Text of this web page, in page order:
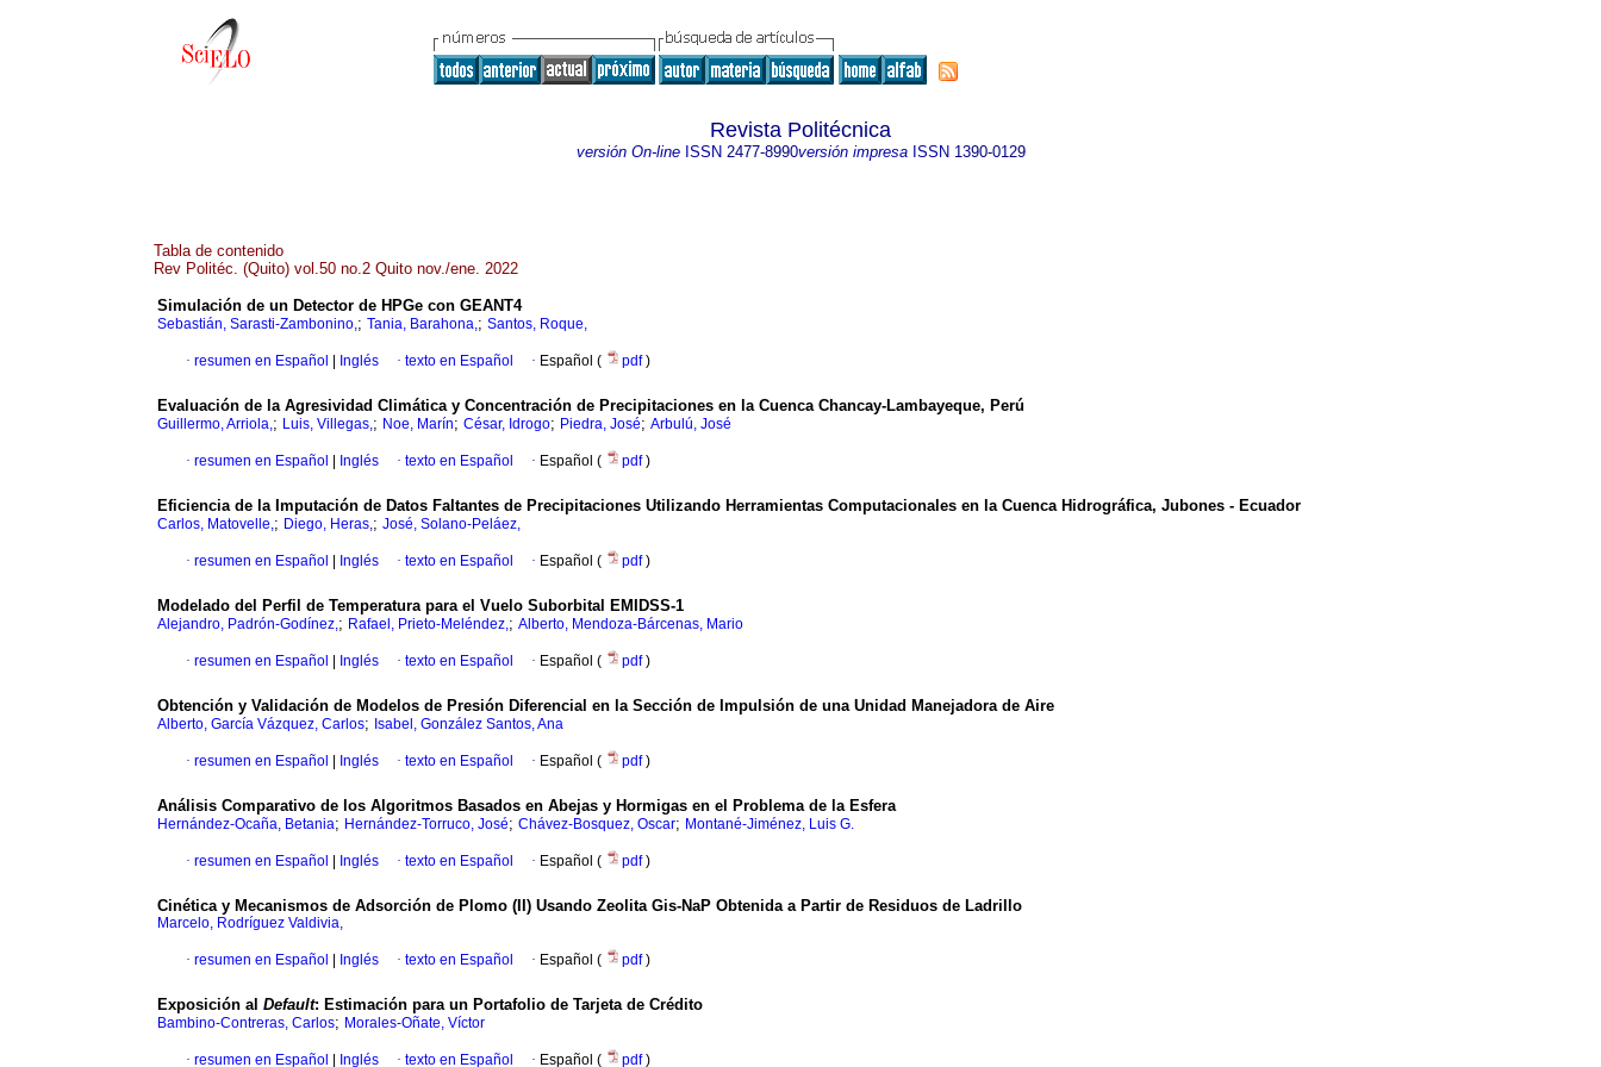
Revista Politécnica
versión On-lineISSN 2477-8990versión impresaISSN 1390-0129
Tabla de contenido
Rev Politéc. (Quito) vol.50 no.2 Quito nov./ene. 2022
Simulación de un Detector de HPGe con GEANT4
Sebastián, Sarasti-Zambonino,; Tania, Barahona,; Santos, Roque,
· resumen en Español Inglés · texto en Español · Español ( pdf)
Evaluación de la Agresividad Climática y Concentración de Precipitaciones en la Cuenca Chancay-Lambayeque, Perú
Guillermo, Arriola,; Luis, Villegas,; Noe, Marín; César, Idrogo; Piedra, José; Arbulú, José
· resumen en Español Inglés · texto en Español · Español ( pdf)
Eficiencia de la Imputación de Datos Faltantes de Precipitaciones Utilizando Herramientas Computacionales en la Cuenca Hidrográfica, Jubones - Ecuador
Carlos, Matovelle,; Diego, Heras,; José, Solano-Peláez,
· resumen en Español Inglés · texto en Español · Español ( pdf)
Modelado del Perfil de Temperatura para el Vuelo Suborbital EMIDSS-1
Alejandro, Padrón-Godínez,; Rafael, Prieto-Meléndez,; Alberto, Mendoza-Bárcenas, Mario
· resumen en Español Inglés · texto en Español · Español ( pdf)
Obtención y Validación de Modelos de Presión Diferencial en la Sección de Impulsión de una Unidad Manejadora de Aire
Alberto, García Vázquez, Carlos; Isabel, González Santos, Ana
· resumen en Español Inglés · texto en Español · Español ( pdf)
Análisis Comparativo de los Algoritmos Basados en Abejas y Hormigas en el Problema de la Esfera
Hernández-Ocaña, Betania; Hernández-Torruco, José; Chávez-Bosquez, Oscar; Montané-Jiménez, Luis G.
· resumen en Español Inglés · texto en Español · Español ( pdf)
Cinética y Mecanismos de Adsorción de Plomo (II) Usando Zeolita Gis-NaP Obtenida a Partir de Residuos de Ladrillo
Marcelo, Rodríguez Valdivia,
· resumen en Español Inglés · texto en Español · Español ( pdf)
Exposición al Default: Estimación para un Portafolio de Tarjeta de Crédito
Bambino-Contreras, Carlos; Morales-Oñate, Víctor
· resumen en Español Inglés · texto en Español · Español ( pdf)